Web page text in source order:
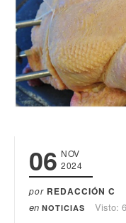
06 NOV
2024
por REDACCIÓN C
en NOTICIAS Visto: